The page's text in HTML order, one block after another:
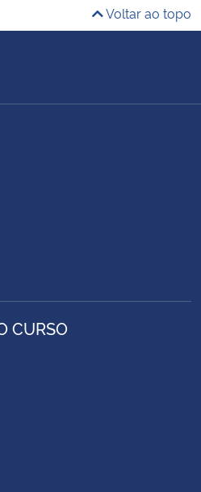
Voltar ao topo
CURSO